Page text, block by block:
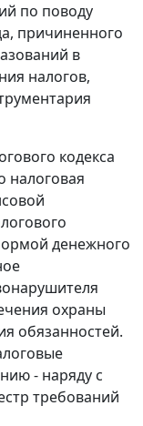
по поводу
причиненного
в
налогов,
кодекса
налоговая
денежного
охраны
обязанностей.
- наряду с
требований